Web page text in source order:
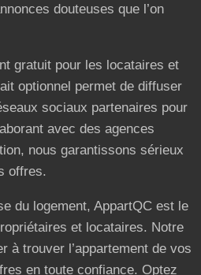
douteuses que l’on
gratuit pour les locataires et
optionnel permet de diffuser
sociaux partenaires pour
avec des agences
nous garantissons sérieux
offres.
du logement, AppartQC est le
et locataires. Notre
à trouver l’appartement de vos
en toute confiance. Optez